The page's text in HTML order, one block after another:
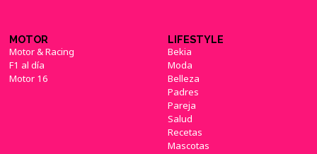
MOTOR
Motor & Racing
F1 al día
Motor 16
LIFESTYLE
Bekia
Moda
Belleza
Padres
Pareja
Salud
Recetas
Mascotas